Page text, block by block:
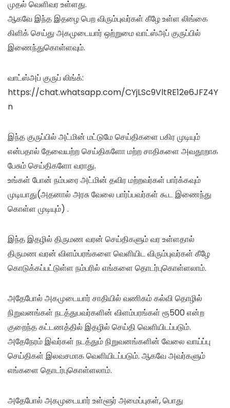
முதல் வெளிவர உள்ளது.
ஆகவே இந்த இதழை பெற விரும்புவர்கள் கீழே உள்ள லிங்கை
கிளிக் செய்து அகமுடையார் ஒற்றுமை வாட்ஸ்அப் குருப்பில்
இணைந்துகொள்ளவும்.
வாட்ஸ்அப் குருப் லிங்க்:
https://chat.whatsapp.com/CYjLSc9VltRE12e6JFZ4Y
n
இந்த குருப்பில் அட்மின் மட்டுமே செய்திகளை பகிர முடியும்
என்பதால் தேவையற்ற செய்திகளோ மற்ற சாதிகளை அவதூறாக
பேசும் செய்திகளோ வராது.
உங்கள் போன் நம்பரை அட்மின் தவிர மற்றவர்கள் பார்க்கவும்
முடியாது(அதனால் அரசு வேலை பார்ப்பவர்கள் கூட இணைந்து
கொள்ள முடியும்) .
இந்த இதழில் திருமண வரன் செய்திகளும் வர உள்ளதால்
திருமண வரன் விளம்பரங்களை வெளியிட விரும்புவர்கள் கீழே
கொடுக்கப்பட்டுள்ள நம்பரில் எங்களை தொடர்புகொள்ளலாம்.
அதேபோல் அகமுடையார் சாதியில் வணிகம் கல்வி தொழில்
நிறுவனங்கள் நடத்துபவர்களின் விளம்பரங்கள் ரூ500 என்ற
குறைந்த கட்டணத்தில் இதழில் செய்தி வெளியிடப்படும்.
அதேநேரம் இவர்கள் நடத்தும் நிறுவனங்களின் வேலை வாய்ப்பு
செய்திகள் இலவசமாக வெளியிடப்படும். ஆகவே அவர்களும்
எங்களை தொடர்புகொள்ளலாம்.
அதேபோல் அகமுடையார் உள்ளூர் அமைப்புகள், பொது